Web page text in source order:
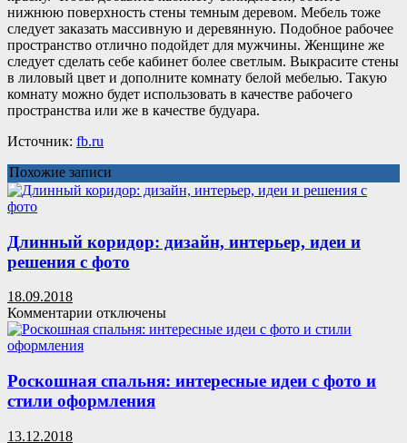
нижнюю поверхность стены темным деревом. Мебель тоже
следует заказать массивную и деревянную. Подобное рабочее
пространство отлично подойдет для мужчины. Женщине же
следует сделать себе кабинет более светлым. Выкрасите стены
в лиловый цвет и дополните комнату белой мебелью. Такую
комнату можно будет использовать в качестве рабочего
пространства или же в качестве будуара.
Источник: fb.ru
Похожие записи
Длинный коридор: дизайн, интерьер, идеи и
решения с фото
18.09.2018
Комментарии к
записи
дизайн,
интерьер,
идеи
отключены
Роскошная спальня: интересные идеи с фото и
стили оформления
13.12.2018